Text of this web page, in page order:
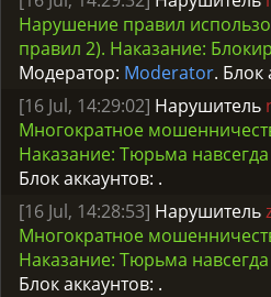
Нарушение правил
правил 2). Наказание:
Модератор: Moderator. Блок
[16 Jul, 14:29:02] Нарушитель
Многократное
Наказание: Тюрьма навсегда
Блок аккаунтов: .
[16 Jul, 14:28:53] Нарушитель
Многократное
Наказание: Тюрьма навсегда
Блок аккаунтов: .